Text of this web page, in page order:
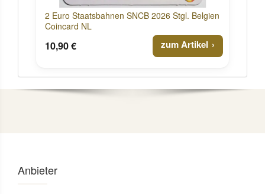
2 Euro Staatsbahnen SNCB 2026 Stgl. Belgien
Coincard NL
10,90 € zum Artikel
Anbieter